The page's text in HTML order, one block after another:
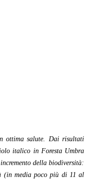
ottima salute. Dai risultati
italico in Foresta Umbra
della biodiversità:
media poco più di 11 al